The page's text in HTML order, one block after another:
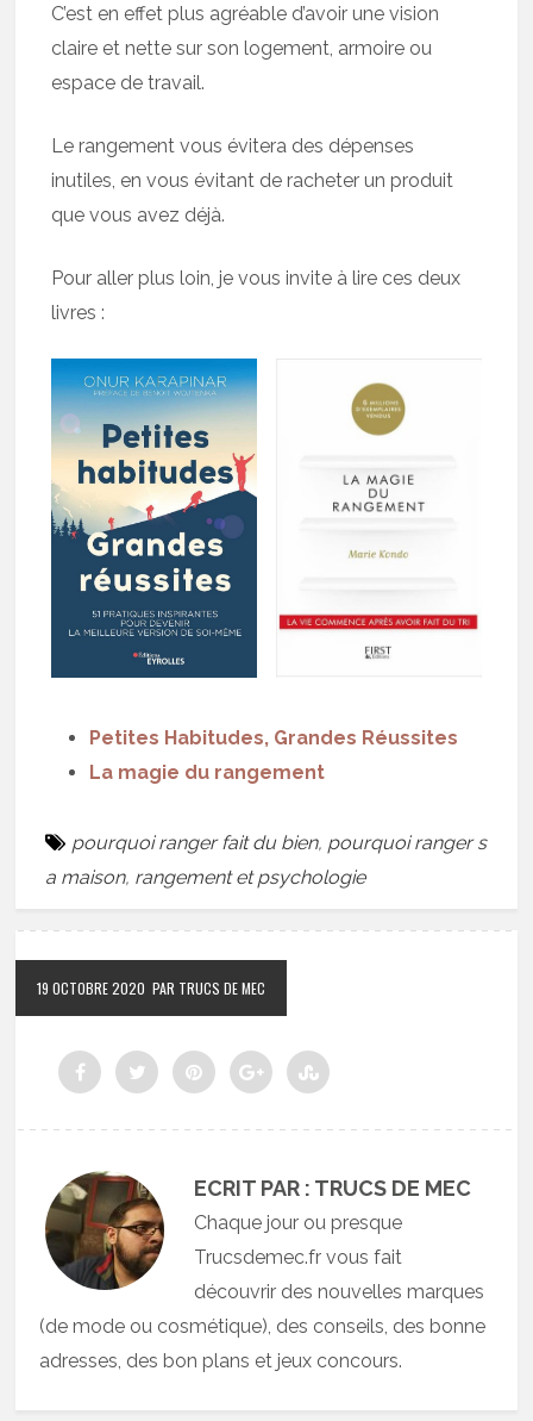
C’est en effet plus agréable d’avoir une vision
claire et nette sur son logement, armoire ou
espace de travail.
Le rangement vous évitera des dépenses
inutiles, en vous évitant de racheter un produit
que vous avez déjà.
Pour aller plus loin, je vous invite à lire ces deux
livres :
Petites Habitudes, Grandes Réussites
La magie du rangement
pourquoi ranger fait du bien, pourquoi ranger s
a maison, rangement et psychologie
19 OCTOBRE 2020 PAR TRUCS DE MEC
ECRIT PAR : TRUCS DE MEC
Chaque jour ou presque
Trucsdemec.fr vous fait
découvrir des nouvelles marques
(de mode ou cosmétique), des conseils, des bonne
adresses, des bon plans et jeux concours.